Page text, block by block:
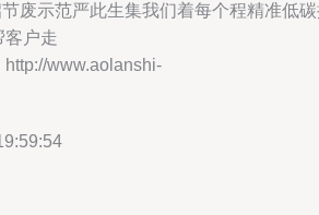
废示范严此生集我们着每个程精准低
客户走
www.aolanshi-